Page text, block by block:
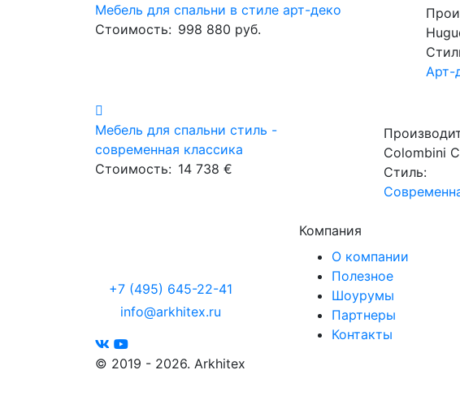
Мебель для спальни в стиле арт-деко
Стоимость: 998 880 руб.
Арт-
Мебель для спальни стиль -
современная классика
Стоимость: 14 738 €
Сolombini
Стиль:
+7 (495) 645-22-41
info@arkhitex.ru
© 2019 - 2026. Arkhitex
Компания
О компании
Полезное
Шоурумы
Партнеры
Контакты